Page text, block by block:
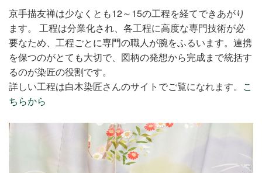
京手描友禅は少なくとも12～15の工程を経てできあがり
ます。 工程は分業化され、各工程に高度な専門技術が必
要なため、工程ごとに専門の職人が腕をふるいます。連携
を保つのがとても大切で、図柄の発想から完成まで統括す
るのが染匠の役割です。
詳しい工程は白木染匠さんのサイトでご覧になれます。 こ
ちらから